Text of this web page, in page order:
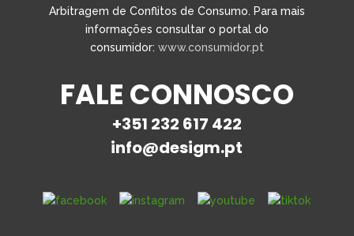
Arbitragem de Conflitos de Consumo. Para mais
informações consultar o portal do
consumidor: www.consumidor.pt
FALE CONNOSCO
+351 232 617 422
info@desigm.pt